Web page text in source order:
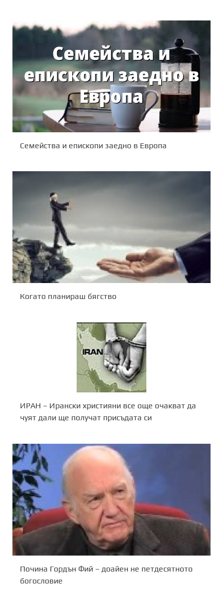
Семейства и епископи заедно в Европа
Когато планираш бягство
ИРАН – Ирански християни все още очакват да
чуят дали ще получат присъдата си
Почина Гордън Фий – доайен не петдесятното
богословие